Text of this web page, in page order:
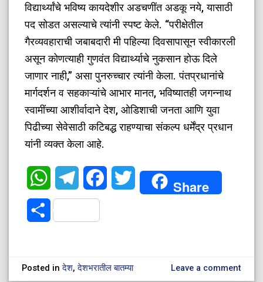
विद्यार्थ्यांचे भविष्य कायदेशीर अडचणींत अडकू नये, यासाठी
पद सोडत असल्याचे त्यांनी स्पष्ट केले. “परीक्षेतील
गैरव्यवहाराची जबाबदारी मी पहिल्या दिवसापासून स्वीकारली
असून कोणत्याही गुणवंत विद्यार्थ्याचे नुकसान होऊ दिले
जाणार नाही,” असा पुनरुच्चार त्यांनी केला. पंतप्रधानांचे
मार्गदर्शन व सहकाऱ्यांचे आभार मानत, भविष्यातही जगन्नाथ
स्वामींच्या आशीर्वादाने देश, ओडिशाची जनता आणि युवा
पिढीच्या सेवेसाठी कटिबद्ध राहण्याचा संकल्प धर्मेंद्र प्रधान
यांनी व्यक्त केला आहे.
WhatsAppTelegramFacebookTwitter Share
Share
Posted inदेश,देशभरातील बातम्या Leave a comment